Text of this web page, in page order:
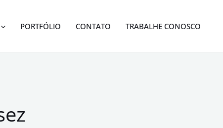
PORTFÓLIO CONTATO TRABALHE CONOSCO